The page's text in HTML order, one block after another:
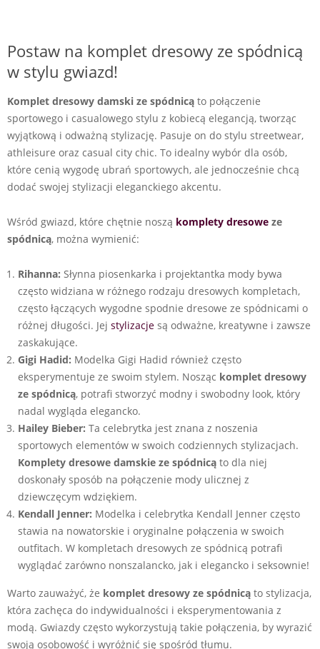
Postaw na komplet dresowy ze spódnicą
w stylu gwiazd!
Komplet dresowy damski ze spódnicą to połączenie
sportowego i casualowego stylu z kobiecą elegancją, tworząc
wyjątkową i odważną stylizację. Pasuje on do stylu streetwear,
athleisure oraz casual city chic. To idealny wybór dla osób,
które cenią wygodę ubrań sportowych, ale jednocześnie chcą
dodać swojej stylizacji eleganckiego akcentu.
Wśród gwiazd, które chętnie noszą komplety dresowe ze
spódnicą, można wymienić:
Rihanna: Słynna piosenkarka i projektantka mody bywa
często widziana w różnego rodzaju dresowych kompletach,
często łączących wygodne spodnie dresowe ze spódnicami o
różnej długości. Jej stylizacje są odważne, kreatywne i zawsze
zaskakujące.
Gigi Hadid: Modelka Gigi Hadid również często
eksperymentuje ze swoim stylem. Nosząc komplet dresowy
ze spódnicą, potrafi stworzyć modny i swobodny look, który
nadal wygląda elegancko.
Hailey Bieber: Ta celebrytka jest znana z noszenia
sportowych elementów w swoich codziennych stylizacjach.
Komplety dresowe damskie ze spódnicą to dla niej
doskonały sposób na połączenie mody ulicznej z
dziewczęcym wdziękiem.
Kendall Jenner: Modelka i celebrytka Kendall Jenner często
stawia na nowatorskie i oryginalne połączenia w swoich
outfitach. W kompletach dresowych ze spódnicą potrafi
wyglądać zarówno nonszalancko, jak i elegancko i seksownie!
Warto zauważyć, że komplet dresowy ze spódnicą to stylizacja,
która zachęca do indywidualności i eksperymentowania z
modą. Gwiazdy często wykorzystują takie połączenia, by wyrazić
swoją osobowość i wyróżnić się spośród tłumu.